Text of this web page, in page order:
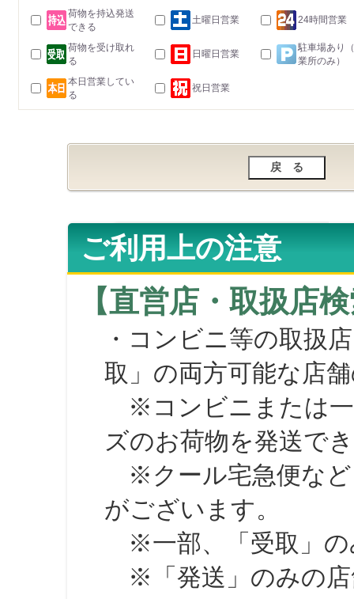
荷物を持込発送
できる
土曜日営業 24時間営業
荷物を受け取れ
る
日曜日営業
駐車場あり
業所のみ）
本日営業してい
る
祝日営業
ご利用上の注意
【直営店・取扱店
・コンビニ等の取扱
取」の両方可能な店
※コンビニまたは一
ズのお荷物を発送で
※クール宅急便など
がございます。
※一部、「受取」の
※「発送」のみの店